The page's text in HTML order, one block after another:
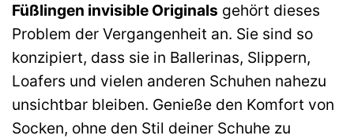
Füßlingen invisible Originals gehört dieses
Problem der Vergangenheit an. Sie sind so
konzipiert, dass sie in Ballerinas, Slippern,
Loafers und vielen anderen Schuhen nahezu
unsichtbar bleiben. Genieße den Komfort von
Socken, ohne den Stil deiner Schuhe zu